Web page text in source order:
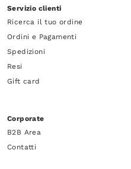
Servizio clienti
Ricerca il tuo ordine
Ordini e Pagamenti
Spedizioni
Resi
Gift card
Corporate
B2B Area
Contatti